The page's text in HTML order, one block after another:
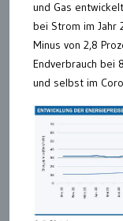
und Gas
bei Strom im Jahr
Minus von 2,8
Endverbrauch bei
und selbst im